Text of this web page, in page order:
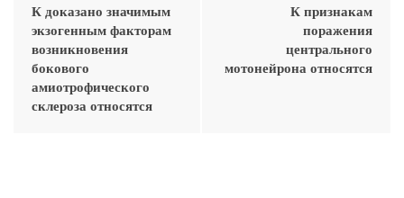
К доказано значимым
экзогенным факторам
возникновения
бокового
амиотрофического
склероза относятся
К признакам
поражения
центрального
мотонейрона относятся